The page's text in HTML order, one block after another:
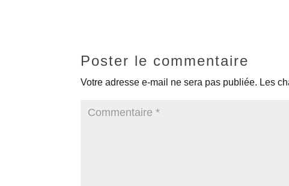
Poster le commentaire
Votre adresse e-mail ne sera pas publiée. Les